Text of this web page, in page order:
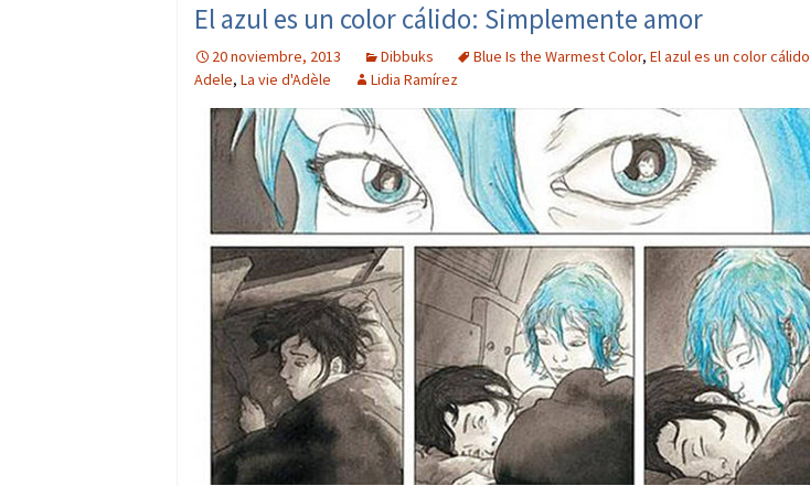
El azul es un color cálido: Simplemente amor
20 noviembre, 2013 Dibbuks Blue Is the Warmest Color, El azul es un color cálido
Adele, La vie d'Adèle Lidia Ramírez